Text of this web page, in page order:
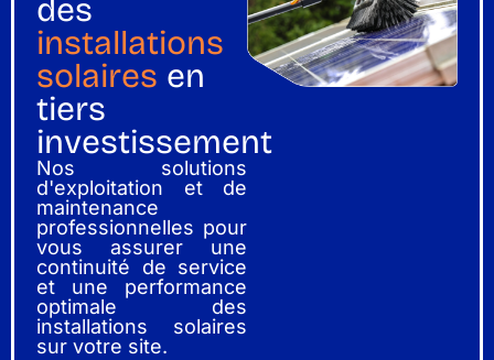
des
installations
solaires en
tiers
investissement
Nos solutions
d'exploitation et de
maintenance
professionnelles pour
vous assurer une
continuité de service
et une performance
optimale des
installations solaires
sur votre site.